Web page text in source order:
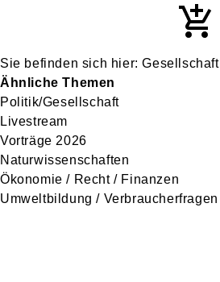
Gesellschaft
Ähnliche Themen
Politik/Gesellschaft
Livestream
Vorträge 2026
Naturwissenschaften
Ökonomie / Recht / Finanzen
Umweltbildung / Verbraucherfragen